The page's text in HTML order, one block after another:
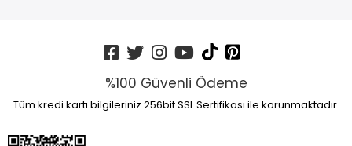
%100 Güvenli Ödeme
Tüm kredi kartı bilgileriniz 256bit SSL Sertifikası ile korunmaktadır.